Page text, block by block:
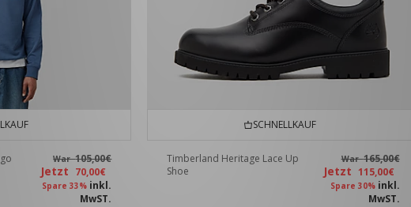
War105,00€
Jetzt 70,00€
Spare 33% inkl.
MwST.
SCHNELLKAUF
Timberland Heritage Lace Up
Shoe
War165,00€
Jetzt 115,00€
Spare 30% inkl.
MwST.